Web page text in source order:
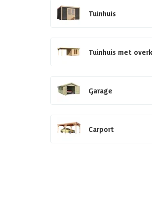
Tuinhuis
Tuinhuis met
Garage
Carport